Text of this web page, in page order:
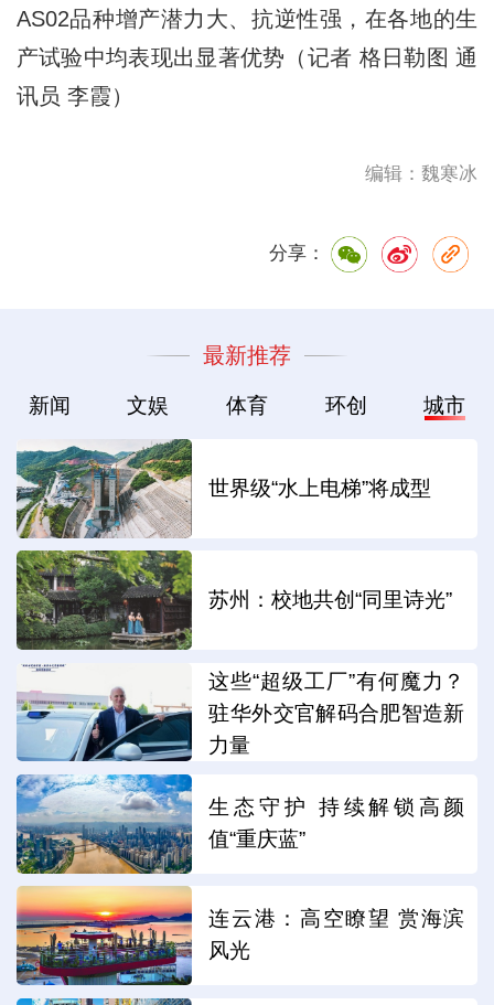
AS02品种增产潜力大、抗逆性强，在各地的生
产试验中均表现出显著优势（记者 格日勒图 通
讯员 李霞）
编辑：魏寒冰
分享：
最新推荐
新闻 文娱 体育 环创 城市
世界级“水上电梯”将成型
苏州：校地共创“同里诗光”
这些“超级工厂”有何魔力？
驻华外交官解码合肥智造新
力量
生态守护 持续解锁高颜
值“重庆蓝”
连云港：高空瞭望 赏海滨
风光